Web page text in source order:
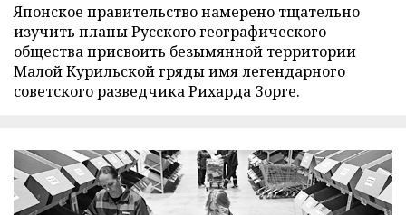
Японское правительство намерено тщательно
изучить планы Русского географического
общества присвоить безымянной территории
Малой Курильской гряды имя легендарного
советского разведчика Рихарда Зорге.